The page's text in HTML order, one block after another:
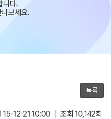
니다.
보세요.
목록
15-12-21 10:00 | 조회 10,142회